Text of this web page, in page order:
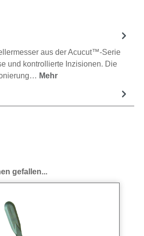
aus der Acucut™-Serie
und kontrollierte Inzisionen. Die
Mehr
gefallen...